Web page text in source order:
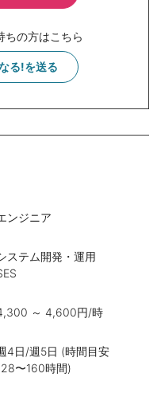
ちの方はこちら
る!を送る
ンジニア
ステム開発・運用
～ 4,600円/時
4日/週5日 (時間目安
〜160時間)